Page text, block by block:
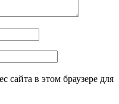
сайта в этом браузере для